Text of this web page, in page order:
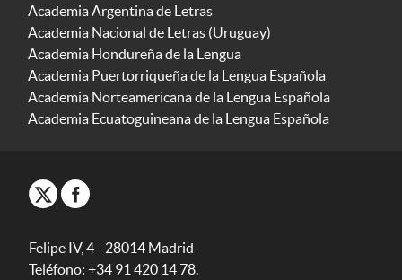
Academia Argentina de Letras
Academia Nacional de Letras (Uruguay)
Academia Hondureña de la Lengua
Academia Puertorriqueña de la Lengua Española
Academia Norteamericana de la Lengua Española
Academia Ecuatoguineana de la Lengua Española
Felipe IV, 4 - 28014 Madrid -
Teléfono: +34 91 420 14 78.